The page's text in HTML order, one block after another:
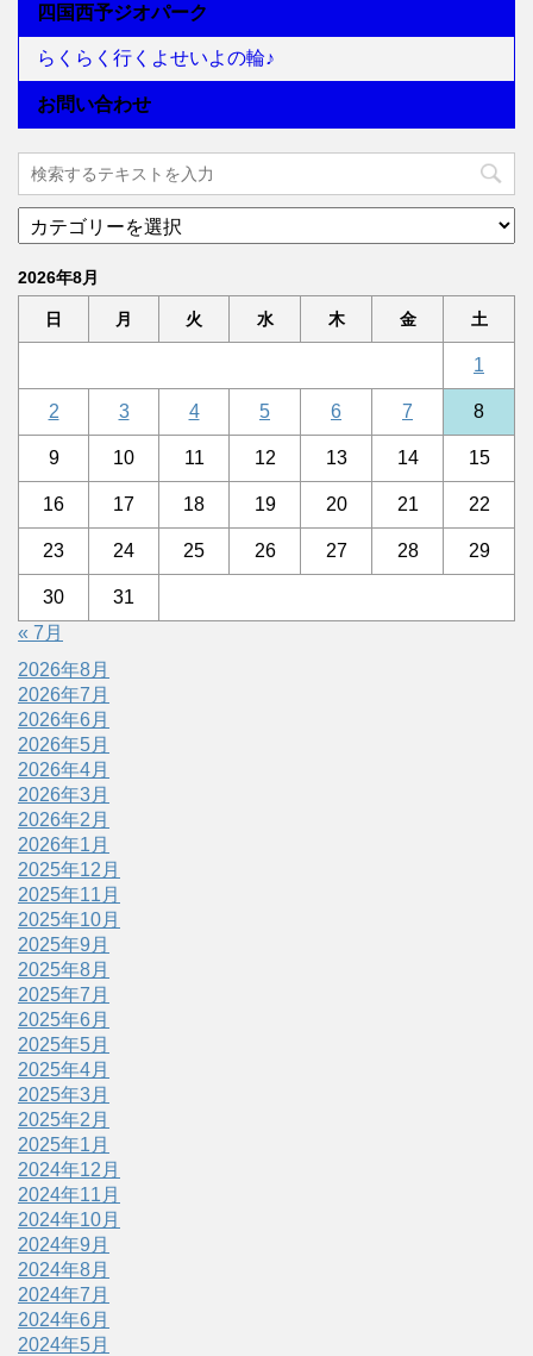
四国西予ジオパーク
らくらく行くよせいよの輪♪
お問い合わせ
2026年8月
日 月 火 水 木 金 土
1
2 3 4 5 6 7 8
9 10 11 12 13 14 15
16 17 18 19 20 21 22
23 24 25 26 27 28 29
30
31
« 7月
2026年8月
2026年7月
2026年6月
2026年5月
2026年4月
2026年3月
2026年2月
2026年1月
2025年12月
2025年11月
2025年10月
2025年9月
2025年8月
2025年7月
2025年6月
2025年5月
2025年4月
2025年3月
2025年2月
2025年1月
2024年12月
2024年11月
2024年10月
2024年9月
2024年8月
2024年7月
2024年6月
2024年5月